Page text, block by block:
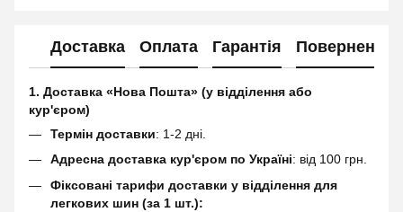
Доставка Оплата Гарантія Повернення
1. Доставка «Нова Пошта» (у відділення або
кур'єром)
Термін доставки: 1-2 дні.
Адресна доставка кур'єром по Україні: від 100 грн.
Фіксовані тарифи доставки у відділення для
легкових шин (за 1 шт.):